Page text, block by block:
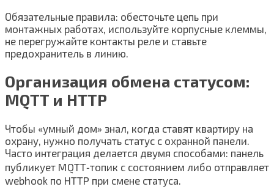
Обязательные правила: обесточьте цепь при
монтажных работах, используйте корпусные клеммы,
не перегружайте контакты реле и ставьте
предохранитель в линию.
Организация обмена статусом:
MQTT и HTTP
Чтобы «умный дом» знал, когда ставят квартиру на
охрану, нужно получать статус с охранной панели.
Часто интеграция делается двумя способами: панель
публикует MQTT‑топик с состоянием либо отправляет
webhook по HTTP при смене статуса.